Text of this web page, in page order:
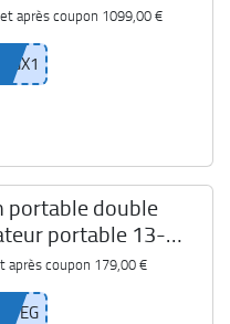
après coupon 1099,00 €
portable double
portable 13-
X
après coupon 179,00 €